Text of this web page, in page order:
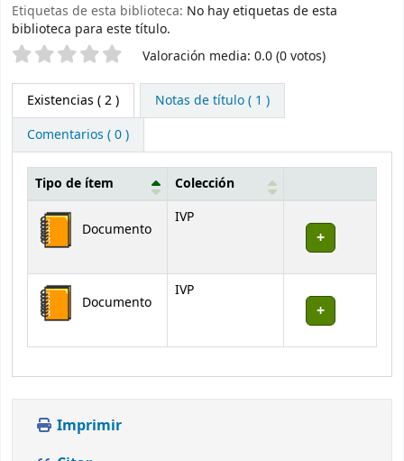
Etiquetas de esta biblioteca: No hay etiquetas de esta
biblioteca para este título.
Valoración Valoración media: 0.0 (0 votos)
Existencias ( 2 )
Notas de título ( 1 )
Comentarios ( 0 )
Existencias
Tipo de ítem Colección
Documento
IVP
Documento
IVP
Imprimir